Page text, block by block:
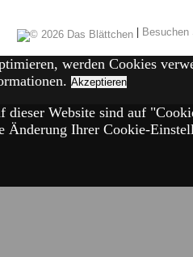
|
werden Cookies
Akzeptieren
Website sind auf
Änderung Ihrer Cookie-